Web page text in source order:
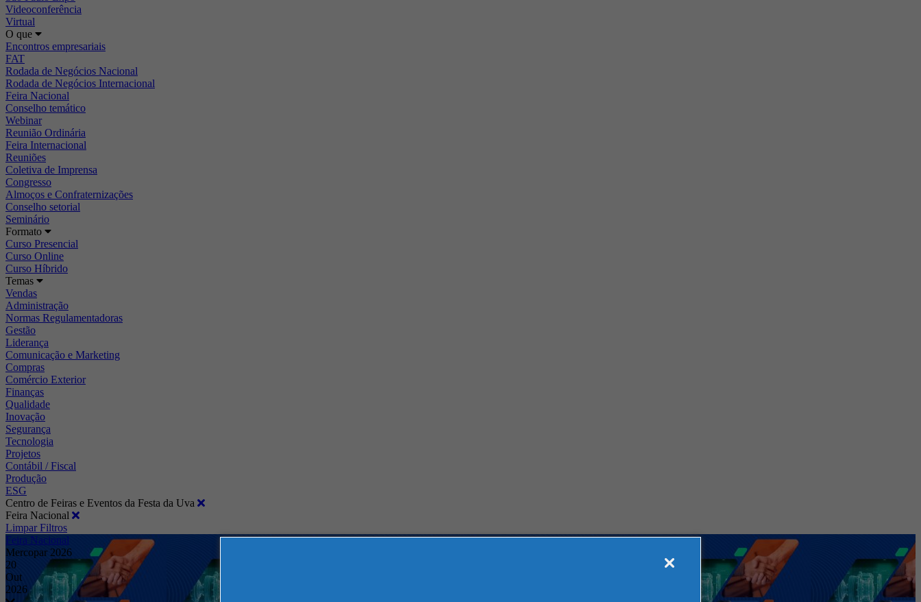
Videoconferência
Virtual
O que
Encontros empresariais
FAT
Rodada de Negócios Nacional
Rodada de Negócios Internacional
Feira Nacional
Conselho temático
Webinar
Reunião Ordinária
Feira Internacional
Reuniões
Coletiva de Imprensa
Congresso
Almoços e Confraternizações
Conselho setorial
Seminário
Formato
Curso Presencial
Curso Online
Curso Híbrido
Temas
Vendas
Administração
Normas Regulamentadoras
Gestão
Liderança
Comunicação e Marketing
Compras
Comércio Exterior
Finanças
Qualidade
Inovação
Segurança
Tecnologia
Projetos
Contábil / Fiscal
Produção
ESG
Centro de Feiras e Eventos da Festa da Uva
Feira Nacional
Limpar Filtros
Feira Nacional
Mercopar 2026
20
Out
2026